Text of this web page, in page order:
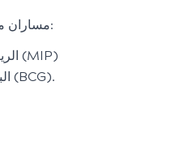
مساران متاحان حسب طبيعة الباكالوريا:
• الرياضيات والمعلوماتية والفيزياء (MIP)
• البيولوجيا والكيمياء والجيولوجيا (BCG).